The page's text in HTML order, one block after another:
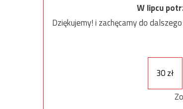
W lipcu
Dziękujemy! i zachęcamy do
30 zł